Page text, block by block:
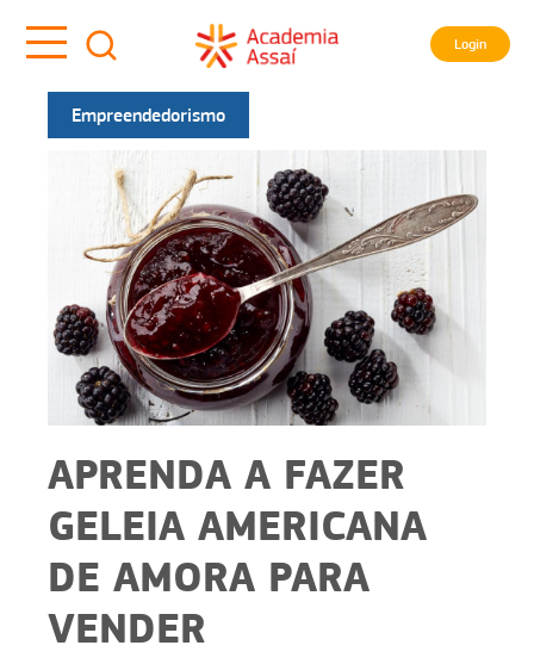
Login
Empreendedorismo
APRENDA A FAZER
GELEIA AMERICANA
DE AMORA PARA
VENDER